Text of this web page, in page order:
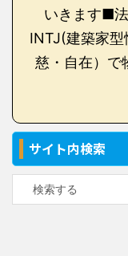
いきます■
INTJ(建築家
慈・自在）で
サイト内検索